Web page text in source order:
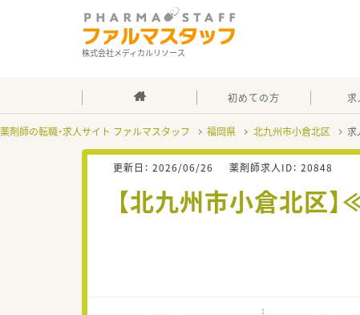
株式会社メディカルリソース
初めての方 求
薬剤師の転職・求人サイト ファルマスタッフ 福岡県 北九州市小倉北区 求
更新日： 2026/06/26 薬剤師求人ID： 20848
【北九州市小倉北区